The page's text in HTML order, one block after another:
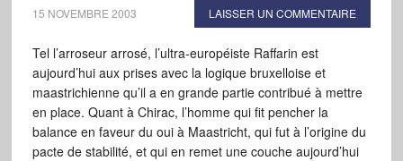
15 NOVEMBRE 2003 LAISSER UN COMMENTAIRE
Tel l’arroseur arrosé, l’ultra-européiste Raffarin est
aujourd’hui aux prises avec la logique bruxelloise et
maastrichienne qu’il a en grande partie contribué à mettre
en place. Quant à Chirac, l’homme qui fit pencher la
balance en faveur du oui à Maastricht, qui fut à l’origine du
pacte de stabilité, et qui en remet une couche aujourd’hui